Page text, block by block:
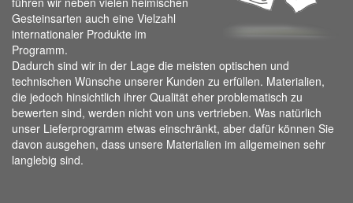
Gesteinsarten auch eine Vielzahl
internationaler Produkte im
Programm.
Dadurch sind wir in der Lage die meisten optischen und
technischen Wünsche unserer Kunden zu erfüllen. Materialien,
die jedoch hinsichtlich ihrer Qualität eher problematisch zu
bewerten sind, werden nicht von uns vertrieben. Was natürlich
unser Lieferprogramm etwas einschränkt, aber dafür können Sie
davon ausgehen, dass unsere Materialien im allgemeinen sehr
langlebig sind.